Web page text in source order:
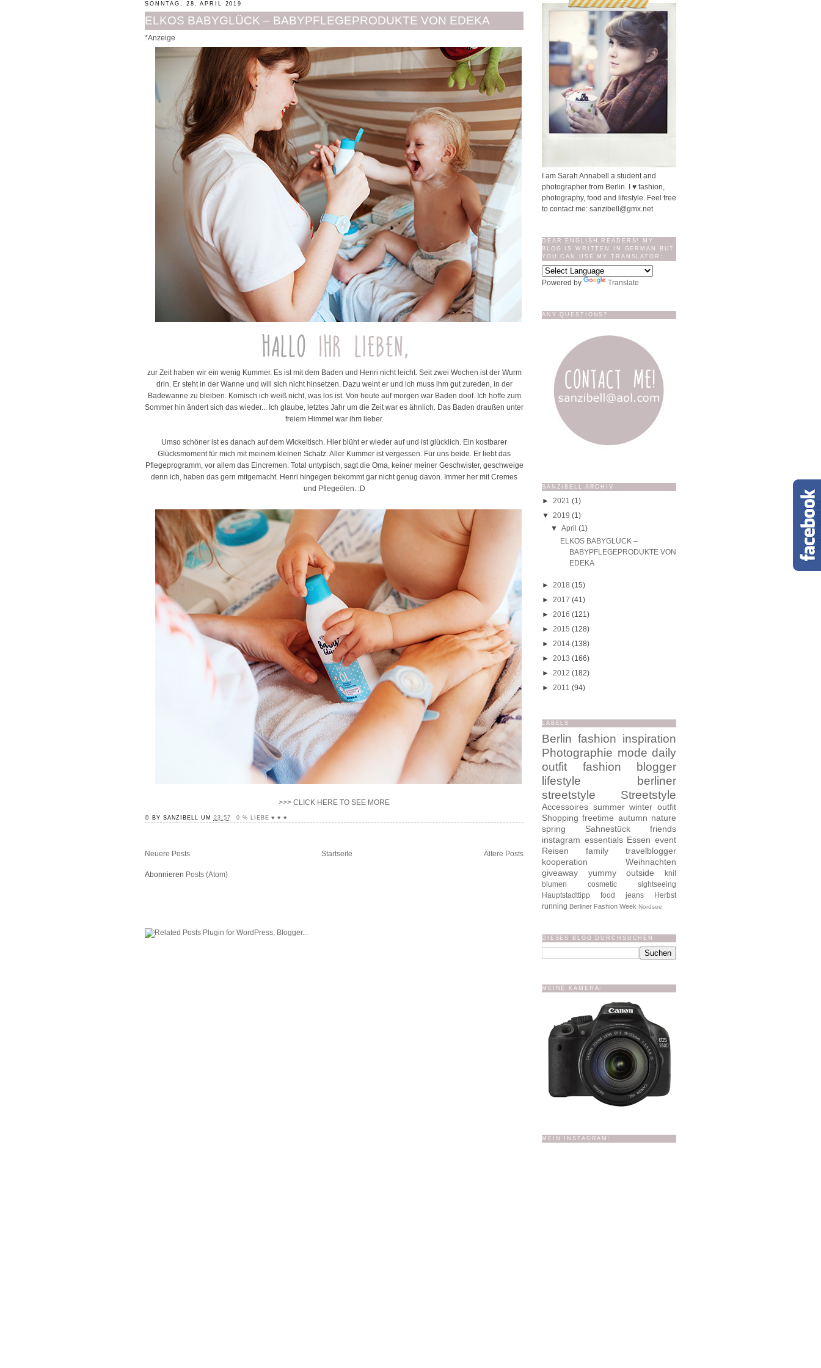
SONNTAG, 28. APRIL 2019
ELKOS BABYGLÜCK – BABYPFLEGEPRODUKTE VON EDEKA
*Anzeige
zur Zeit haben wir ein wenig Kummer. Es ist mit dem Baden und Henri nicht leicht. Seit zwei Wochen ist der Wurm
drin. Er steht in der Wanne und will sich nicht hinsetzen. Dazu weint er und ich muss ihm gut zureden, in der
Badewanne zu bleiben. Komisch ich weiß nicht, was los ist. Von heute auf morgen war Baden doof. Ich hoffe zum
Sommer hin ändert sich das wieder... Ich glaube, letztes Jahr um die Zeit war es ähnlich. Das Baden draußen unter
freiem Himmel war ihm lieber.
Umso schöner ist es danach auf dem Wickeltisch. Hier blüht er wieder auf und ist glücklich. Ein kostbarer
Glücksmoment für mich mit meinem kleinen Schatz. Aller Kummer ist vergessen. Für uns beide. Er liebt das
Pflegeprogramm, vor allem das Eincremen. Total untypisch, sagt die Oma, keiner meiner Geschwister, geschweige
denn ich, haben das gern mitgemacht. Henri hingegen bekommt gar nicht genug davon. Immer her mit Cremes
und Pflegeölen. :D
>>> CLICK HERE TO SEE MORE
© BY SANZIBELL UM 23:57 0 % LIEBE ♥ ♥ ♥
Neuere Posts Ältere Posts
Startseite
Abonnieren Posts (Atom)
I am Sarah Annabell a student and
photographer from Berlin. I ♥ fashion,
photography, food and lifestyle. Feel free
to contact me: sanzibell@gmx.net
DEAR ENGLISH READERS! MY
BLOG IS WRITTEN IN GERMAN BUT
YOU CAN USE MY TRANSLATOR:
Powered by Translate
ANY QUESTIONS?
SANZIBELL ARCHIV
► 2021 (1)
▼ 2019 (1)
▼April(1)
ELKOS BABYGLÜCK –
BABYPFLEGEPRODUKTE VON
EDEKA
► 2018 (15)
► 2017 (41)
► 2016 (121)
► 2015 (128)
► 2014 (138)
► 2013 (166)
► 2012 (182)
► 2011 (94)
LABELS
Berlin fashion inspiration
Photographie mode daily
outfit
fashion blogger
lifestyle
berliner
streetstyle
Streetstyle
Accessoires summer winter outfit
Shopping freetime autumn nature
spring
Sahnestück
friends
instagram essentials Essen event
Reisen
family
travelblogger
kooperation
Weihnachten
giveaway
yummy outside
knit
blumen
cosmetic
sightseeing
Hauptstadttipp
food jeans
Herbst
running Berliner Fashion Week Nordsee
DIESES BLOG DURCHSUCHEN
MEINE KAMERA:
MEIN INSTAGRAM: